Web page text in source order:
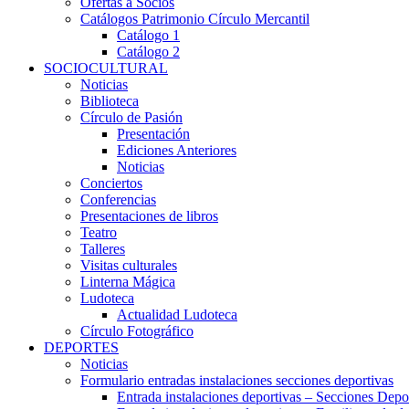
Catálogos Patrimonio Círculo Mercantil
Catálogo 1
Catálogo 2
SOCIOCULTURAL
Noticias
Biblioteca
Círculo de Pasión
Presentación
Ediciones Anteriores
Noticias
Conciertos
Conferencias
Presentaciones de libros
Teatro
Talleres
Visitas culturales
Linterna Mágica
Ludoteca
Actualidad Ludoteca
Círculo Fotográfico
DEPORTES
Noticias
Formulario entradas instalaciones secciones deportivas
Entrada instalaciones deportivas – Secciones